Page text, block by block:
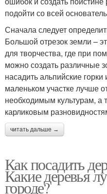
подойти со всей
Сначала следует
Большой отрезок земли –
для творчества, где при
можно создать различные
насадить альпийские
маленьком участке лучше
необходимым культурам, а
карликовым
читать дальше →
Как посадить
Какие деревья
городе?